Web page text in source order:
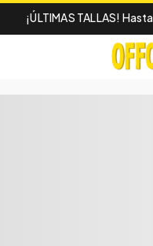
¡ÚLTIMAS TALLAS! Hasta